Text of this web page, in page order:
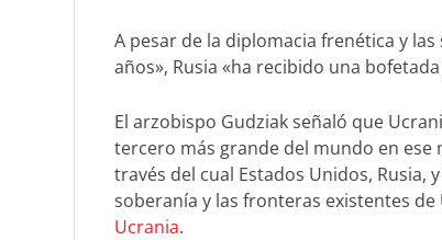
A pesar de la diplomacia frenética y
años», Rusia «ha recibido una
El arzobispo Gudziak señaló que
tercero más grande del mundo en
través del cual Estados Unidos,
soberanía y las fronteras existentes
Ucrania.